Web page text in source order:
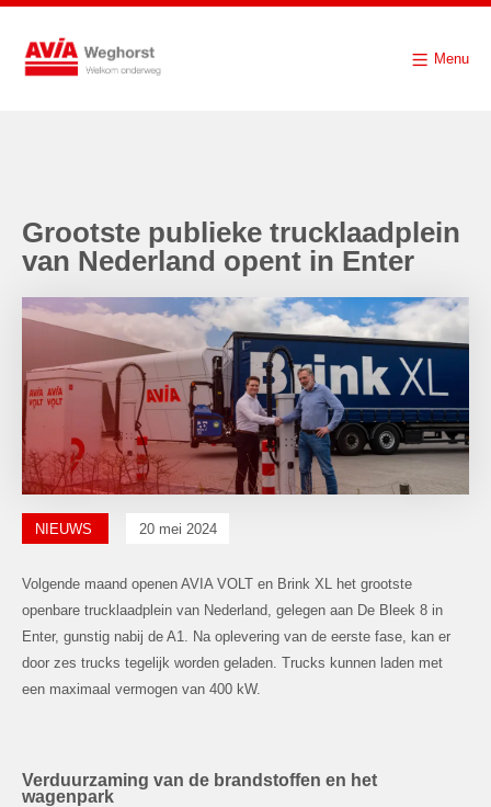
Menu
Grootste publieke trucklaadplein
van Nederland opent in Enter
NIEUWS 20 mei 2024
Volgende maand openen AVIA VOLT en Brink XL het grootste
openbare trucklaadplein van Nederland, gelegen aan De Bleek 8 in
Enter, gunstig nabij de A1. Na oplevering van de eerste fase, kan er
door zes trucks tegelijk worden geladen. Trucks kunnen laden met
een maximaal vermogen van 400 kW.
Verduurzaming van de brandstoffen en het
wagenpark